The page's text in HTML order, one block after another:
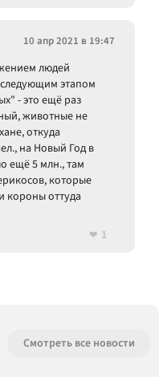
10 апр 2021 в 19:47
людей
этапом
- это ещё раз
животные не
откуда
на Новый Год в
ещё 5 млн., там
которые
короны оттуда
1
Смотреть все новости